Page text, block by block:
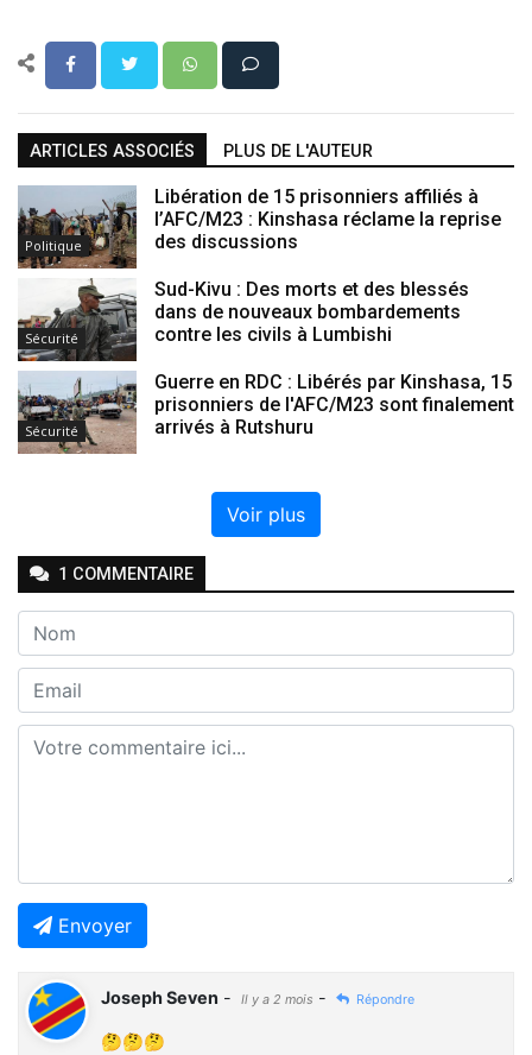
ARTICLES ASSOCIÉS PLUS DE L'AUTEUR
Politique
Libération de 15 prisonniers affiliés à
l’AFC/M23 : Kinshasa réclame la reprise
des discussions
Sécurité
Sud-Kivu : Des morts et des blessés
dans de nouveaux bombardements
contre les civils à Lumbishi
Sécurité
Guerre en RDC : Libérés par Kinshasa, 15
prisonniers de l'AFC/M23 sont finalement
arrivés à Rutshuru
Voir plus
1 COMMENTAIRE
Envoyer
Joseph Seven - Il y a 2 mois - Répondre
🤔🤔🤔